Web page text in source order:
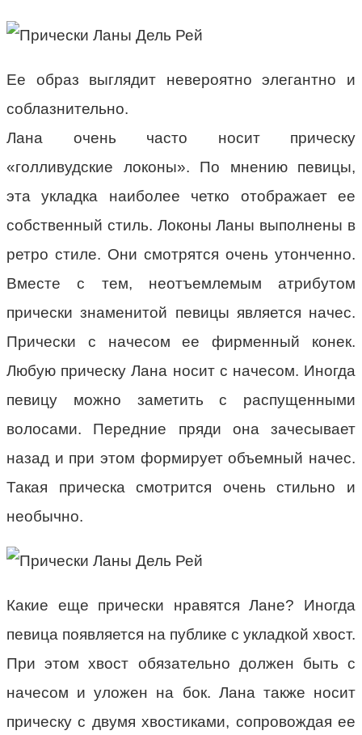
Ее образ выглядит невероятно элегантно и
соблазнительно.
Лана очень часто носит прическу
«голливудские локоны». По мнению певицы,
эта укладка наиболее четко отображает ее
собственный стиль. Локоны Ланы выполнены в
ретро стиле. Они смотрятся очень утонченно.
Вместе с тем, неотъемлемым атрибутом
прически знаменитой певицы является начес.
Прически с начесом ее фирменный конек.
Любую прическу Лана носит с начесом. Иногда
певицу можно заметить с распущенными
волосами. Передние пряди она зачесывает
назад и при этом формирует объемный начес.
Такая прическа смотрится очень стильно и
необычно.
Какие еще прически нравятся Лане? Иногда
певица появляется на публике с укладкой хвост.
При этом хвост обязательно должен быть с
начесом и уложен на бок. Лана также носит
прическу с двумя хвостиками, сопровождая ее